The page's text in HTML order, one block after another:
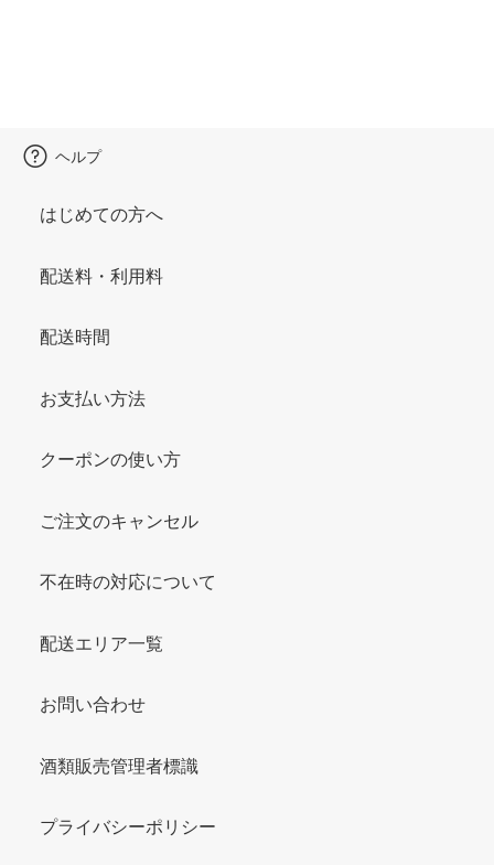
ヘルプ
はじめての方へ
配送料・利用料
配送時間
お支払い方法
クーポンの使い方
ご注文のキャンセル
不在時の対応について
配送エリア一覧
お問い合わせ
酒類販売管理者標識
プライバシーポリシー